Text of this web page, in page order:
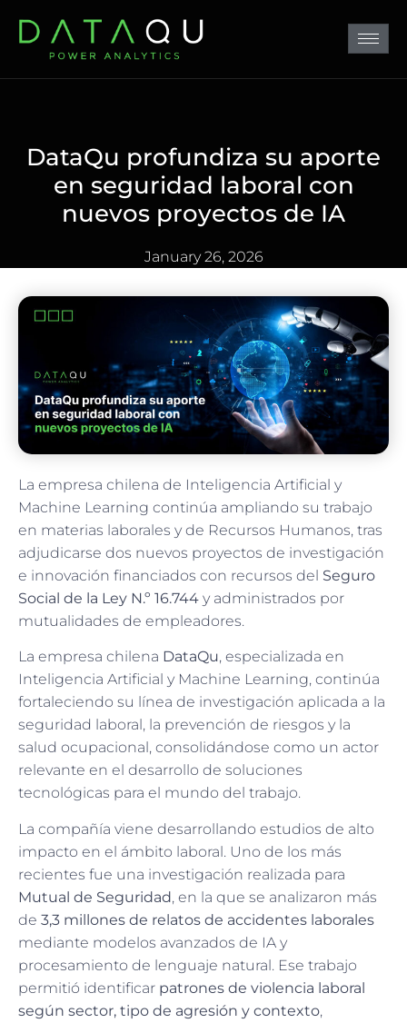
DataQu profundiza su aporte
en seguridad laboral con
nuevos proyectos de IA
January 26, 2026
La empresa chilena de Inteligencia Artificial y
Machine Learning continúa ampliando su trabajo
en materias laborales y de Recursos Humanos, tras
adjudicarse dos nuevos proyectos de investigación
e innovación financiados con recursos del Seguro
Social de la Ley N.º 16.744 y administrados por
mutualidades de empleadores.
La empresa chilena DataQu, especializada en
Inteligencia Artificial y Machine Learning, continúa
fortaleciendo su línea de investigación aplicada a la
seguridad laboral, la prevención de riesgos y la
salud ocupacional, consolidándose como un actor
relevante en el desarrollo de soluciones
tecnológicas para el mundo del trabajo.
La compañía viene desarrollando estudios de alto
impacto en el ámbito laboral. Uno de los más
recientes fue una investigación realizada para
Mutual de Seguridad, en la que se analizaron más
de 3,3 millones de relatos de accidentes laborales
mediante modelos avanzados de IA y
procesamiento de lenguaje natural. Ese trabajo
permitió identificar patrones de violencia laboral
según sector, tipo de agresión y contexto,